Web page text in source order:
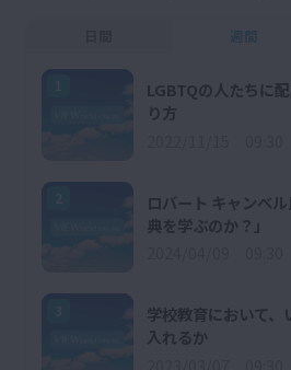
1
LGBTQの人たちに
り方
2
ロバート キャンベ
典を学ぶのか？」
3
学校教育において、
入れるか